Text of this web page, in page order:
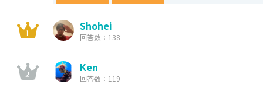
Shohei
回答数：138
Ken
回答数：119